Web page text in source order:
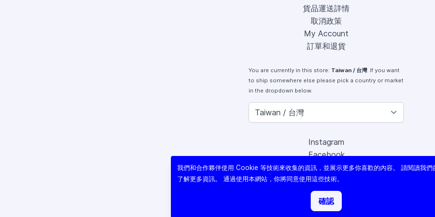
貨品運送詳情
取消政策
My Account
訂單和退貨
You are currently in this store: Taiwan / 台灣. If you want
to ship somewhere else please pick a country or market
in the dropdown below.
Instagram
Facebook
X (Twitter)
Youtube
Lomography
我們和合作夥伴使用 Cookie 等技術來收集的資訊，並展示更多你喜歡的內容。 請閱讀我們
了解更多資訊。 通過使用本網站，你將同意使用這些技術。
確認